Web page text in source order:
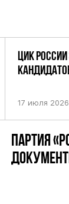
ЦИК
17 июля 2026
ПАРТИЯ